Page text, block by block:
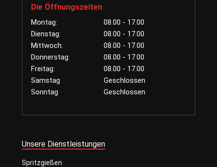
Die Öffnungszeiten
Montag:
08.00 - 17.00
Dienstag:
08.00 - 17.00
Mittwoch:
08.00 - 17.00
Donnerstag:
08.00 - 17.00
Freitag:
08.00 - 17.00
Samstag
Geschlossen
Sonntag
Geschlossen
Unsere Dienstleistungen
Spritzgießen